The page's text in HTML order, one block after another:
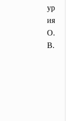
ур
ия
О.
В.